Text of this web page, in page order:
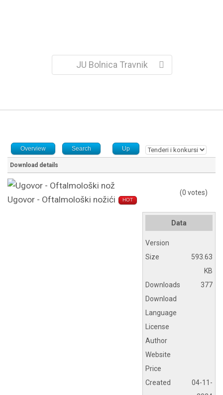
JU Bolnica Travnik
Overview Search Up
Download details
Ugovor - Oftalmološki nožići HOT
(0 votes)
Data
Version
Size
593.63
KB
Downloads
377
Download
Language
License
Author
Website
Price
Created
04-11-